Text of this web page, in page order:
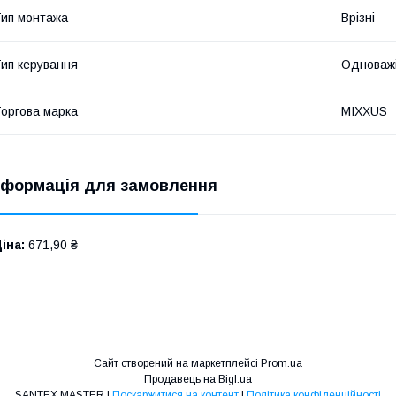
монтажа Врізні
керування
марка MIXXUS
для замовлення
671,90 ₴
Сайт створений на маркетплейсі Prom.ua
Продавець на Bigl.ua